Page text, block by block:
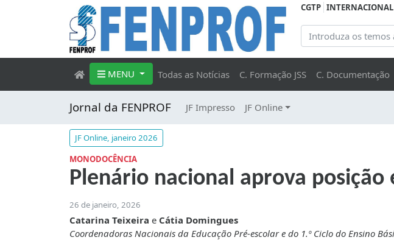
CGTP INTERNACIONAL
MENU Todas as Notícias C. Formação JSS C. Documentação
Jornal da FENPROF JF Impresso JF Online
JF Online, janeiro 2026
MONODOCÊNCIA
Plenário nacional aprova posição
26 de janeiro, 2026
Catarina Teixeira e Cátia Domingues
Coordenadoras Nacionais da Educação Pré-escolar e do 1.º Ciclo do Ensino